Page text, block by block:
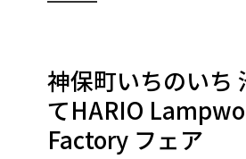
神保町いちのいち
てHARIO
Factory フェア